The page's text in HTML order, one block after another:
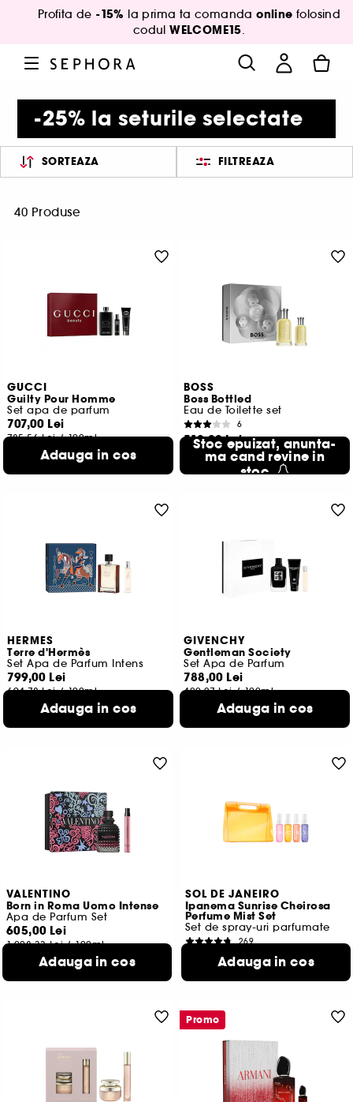
Profita de -15% la prima ta comandaonline folosind
codulWELCOME15.
-25% la seturile selectate
SORTEAZA FILTREAZA
40 Produse
GUCCI
Guilty Pour Homme
Set apa de parfum
707,00 Lei
785,56 Lei /100ml
Adauga in cos
BOSS
Boss Bottled
Eau de Toilette set
6
510,00 Lei
510,00 Lei /100ml
Stoc epuizat, anunta-
ma cand revine in
stoc
HERMES
Terre d'Hermès
Set Apa de Parfum Intens
799,00 Lei
694,78 Lei /100ml
Adauga in cos
GIVENCHY
Gentleman Society
Set Apa de Parfum
788,00 Lei
420,27 Lei /100ml
Adauga in cos
VALENTINO
Born in Roma Uomo Intense
Apa de Parfum Set
605,00 Lei
1.008,33 Lei /100ml
Adauga in cos
SOL DE JANEIRO
Ipanema Sunrise Cheirosa
Perfume Mist Set
Set de spray-uri parfumate
269
194,00 Lei
100ml
Adauga in cos
Promo